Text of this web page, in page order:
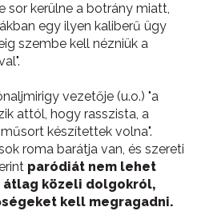
sor kerülne a botrány miatt,
egy ilyen kaliberű ügy
szembe kell nézniük a
vezetője (u.o.) "a
attól, hogy rasszista, a
készítettek volna".
roma barátja van, és szereti
paródiát nem lehet
átlag közeli dolgokról,
kell megragadni.